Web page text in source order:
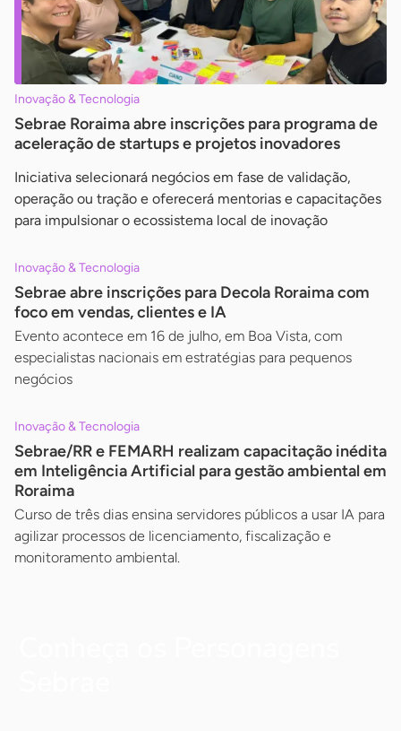
Inovação & Tecnologia
Sebrae Roraima abre inscrições para programa de
aceleração de startups e projetos inovadores
Iniciativa selecionará negócios em fase de validação,
operação ou tração e oferecerá mentorias e capacitações
para impulsionar o ecossistema local de inovação
Inovação & Tecnologia
Sebrae abre inscrições para Decola Roraima com
foco em vendas, clientes e IA
Evento acontece em 16 de julho, em Boa Vista, com
especialistas nacionais em estratégias para pequenos
negócios
Inovação & Tecnologia
Sebrae/RR e FEMARH realizam capacitação inédita
em Inteligência Artificial para gestão ambiental em
Roraima
Curso de três dias ensina servidores públicos a usar IA para
agilizar processos de licenciamento, fiscalização e
monitoramento ambiental.